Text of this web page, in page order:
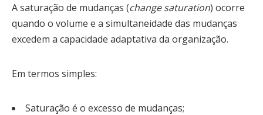
A saturação de mudanças (change saturation) ocorre
quando o volume e a simultaneidade das mudanças
excedem a capacidade adaptativa da organização.
Em termos simples:
Saturação é o excesso de mudanças;